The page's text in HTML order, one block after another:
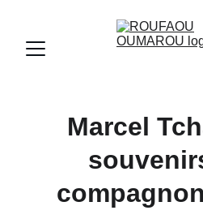
Marcel